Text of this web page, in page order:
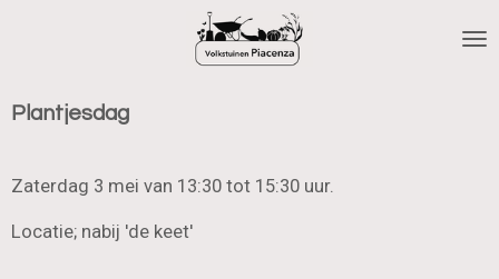
de
Plantjesdag
Zaterdag 3 mei van 13:30 tot 15:30 uur.
Locatie; nabij 'de keet'